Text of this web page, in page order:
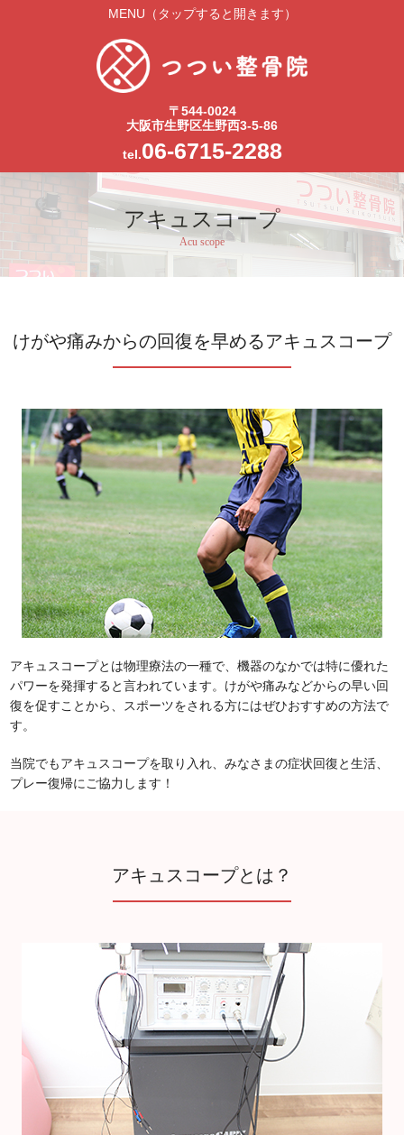
〒544-0024
大阪市生野区生野西3-5-86
tel.06-6715-2288
MENU（タップすると開きます）
アキュスコープ
Acu scope
けがや痛みからの回復を早めるアキュスコープ
アキュスコープとは物理療法の一種で、機器のなかでは特に優れた
パワーを発揮すると言われています。けがや痛みなどからの早い回
復を促すことから、スポーツをされる方にはぜひおすすめの方法で
す。
当院でもアキュスコープを取り入れ、みなさまの症状回復と生活、
プレー復帰にご協力します！
アキュスコープとは？